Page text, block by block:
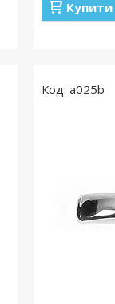
Купити
a025b